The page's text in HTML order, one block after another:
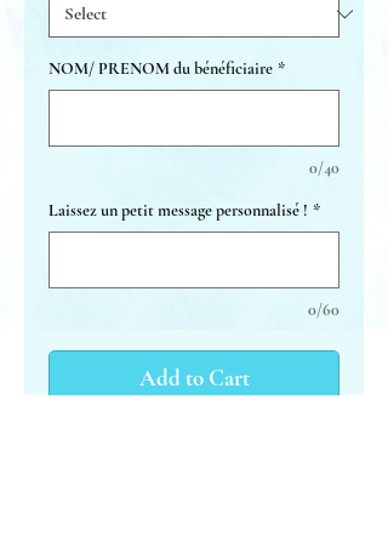
NOM/ PRENOM du bénéficiaire *
0/40
Laissez un petit message personnalisé ! *
0/60
Add to Cart